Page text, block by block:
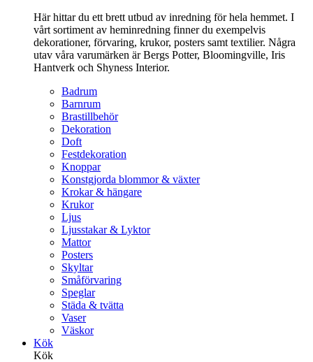
Här hittar du ett brett utbud av inredning för hela hemmet. I
vårt sortiment av heminredning finner du exempelvis
dekorationer, förvaring, krukor, posters samt textilier. Några
utav våra varumärken är Bergs Potter, Bloomingville, Iris
Hantverk och Shyness Interior.
Badrum
Barnrum
Brastillbehör
Dekoration
Doft
Festdekoration
Knoppar
Konstgjorda blommor & växter
Krokar & hängare
Krukor
Ljus
Ljusstakar & Lyktor
Mattor
Posters
Skyltar
Småförvaring
Speglar
Städa & tvätta
Vaser
Väskor
Kök
Kök